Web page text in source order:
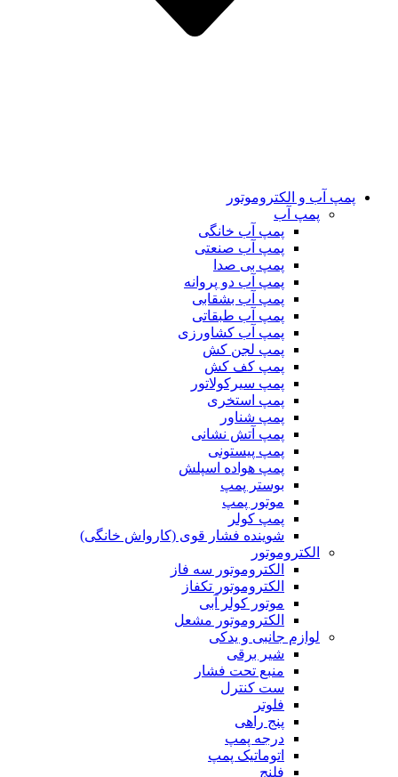
پمپ آب و الکتروموتور
پمپ آب
پمپ آب خانگی
پمپ آب صنعتی
پمپ بی صدا
پمپ آب دو پروانه
پمپ آب بشقابی
پمپ آب طبقاتی
پمپ آب کشاورزی
پمپ لجن کش
پمپ کف کش
پمپ سیرکولاتور
پمپ استخری
پمپ شناور
پمپ آتش نشانی
پمپ پیستونی
پمپ هواده اسپلش
بوستر پمپ
موتور پمپ
پمپ کولر
شوینده فشار قوی (کارواش خانگی)
الکتروموتور
الکتروموتور سه فاز
الکتروموتور تکفاز
موتور کولر آبی
الکتروموتور مشعل
لوازم جانبی و یدکی
شیر برقی
منبع تحت فشار
ست کنترل
فلوتر
پنج راهی
درجه پمپ
اتوماتیک پمپ
فلنج